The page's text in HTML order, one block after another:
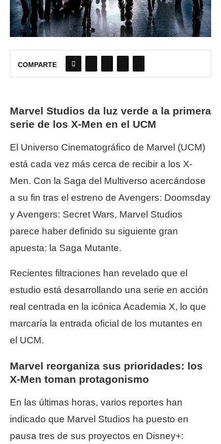
COMPARTE
Marvel Studios da luz verde a la primera
serie de los X-Men en el UCM
El Universo Cinematográfico de Marvel (UCM)
está cada vez más cerca de recibir a los X-
Men. Con la Saga del Multiverso acercándose
a su fin tras el estreno de Avengers: Doomsday
y Avengers: Secret Wars, Marvel Studios
parece haber definido su siguiente gran
apuesta: la Saga Mutante.
Recientes filtraciones han revelado que el
estudio está desarrollando una serie en acción
real centrada en la icónica Academia X, lo que
marcaría la entrada oficial de los mutantes en
el UCM.
Marvel reorganiza sus prioridades: los
X-Men toman protagonismo
En las últimas horas, varios reportes han
indicado que Marvel Studios ha puesto en
pausa tres de sus proyectos en Disney+: